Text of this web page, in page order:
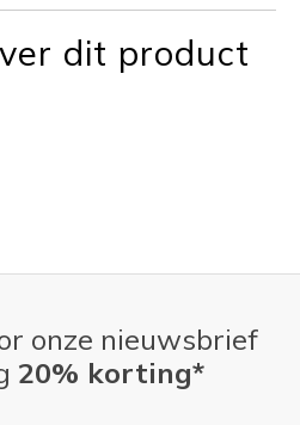
true to width
Shoes
dit product
onze nieuwsbrief
20% korting*